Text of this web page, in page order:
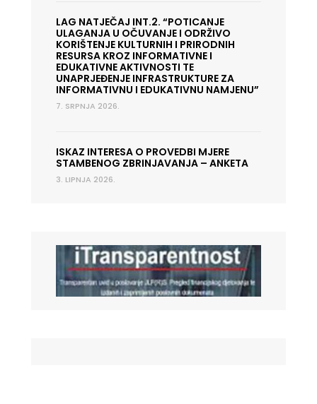
LAG NATJEČAJ INT.2. “POTICANJE
ULAGANJA U OČUVANJE I ODRŽIVO
KORIŠTENJE KULTURNIH I PRIRODNIH
RESURSA KROZ INFORMATIVNE I
EDUKATIVNE AKTIVNOSTI TE
UNAPRJEĐENJE INFRASTRUKTURE ZA
INFORMATIVNU I EDUKATIVNU NAMJENU”
7. SRPNJA 2026.
ISKAZ INTERESA O PROVEDBI MJERE
STAMBENOG ZBRINJAVANJA – ANKETA
3. LIPNJA 2026.